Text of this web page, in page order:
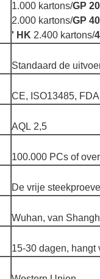
1.000 kartons/GP
2.000 kartons/GP
' HK 2.400 kartons/
Standaard de
CE, ISO13485, FDA
AQL 2,5
100.000 PCs of
De vrije
Wuhan, van
15-30 dagen, hangt